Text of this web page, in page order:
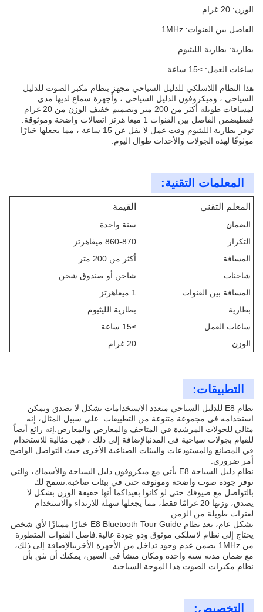
الوزن: 20 غرام
الفاصل بين القنوات: 1MHz
بطارية: بطارية الليثيوم
ساعات العمل: ≥15 ساعة
هذا النظام اللاسلكي للدليل السياحي مجهز بنظام مكبر الصوت للدليل
السياحي ، وميكروفون الدليل السياحي ، وأجهزة سماع.لديها مدى
لمسافات طويلة أكثر من 200 متر وتصميم خفيف الوزن من 20 غرام
فقطيضمن الفاصل بين القنوات 1 ميغا هرتز اتصالات واضحة وموثوقة.
توفر بطارية الليثيوم وقت عمل لا يقل عن 15 ساعة ، مما يجعلها خيارًا
موثوقًا لهذه الجولات والأحداث طوال اليوم.
المعلمات التقنية:
المعلم التقني القيمة
الضمان
سنة واحدة
التكرار
860-870 ميغاهرتز
المسافة
أكثر من 200 متر
شاحنات
شاحن أو صندوق شحن
المسافة بين القنوات
1 ميغاهرتز
بطارية
بطارية الليثيوم
ساعات العمل
≥15 ساعة
الوزن
20 غرام
التطبيقات:
نظام E8 للدليل السياحي متعدد الاستخدامات بشكل لا يصدق ويمكن
استخدامه في مجموعة متنوعة من التطبيقات. على سبيل المثال، إنه
مثالي للجولات المرشدة في المتاحف والمعارض والمعارض.إنه رائع أيضاً
للقيام بجولات سياحية في المدنبالإضافة إلى ذلك ، فهي مثالية للاستخدام
في المصانع والمستودعات والبيئات الصناعية الأخرى حيث التواصل الواضح
أمر ضروري.
نظام دليل السياحة E8 يأتي مع ميكروفون دليل السياحة والأسماك، والتي
توفر جودة صوت واضحة وموثوقة حتى في بيئات صاخبة.تسمح لك
بالتواصل مع ضيوفك حتى لو كانوا بعيداكما أنها خفيفة الوزن بشكل لا
يصدق، وزنها 20 غرامًا فقط، مما يجعلها سهلة للارتداء والاستخدام
لفترات طويلة من الزمن.
بشكل عام، يعد نظام E8 Bluetooth Tour Guide خيارًا ممتازًا لأي شخص
يحتاج إلى نظام لاسلكي موثوق وذو جودة عالية.فاصل القنوات المتطورة
من 1MHz يضمن عدم وجود تداخل من الأجهزة الأخرىبالإضافة إلى ذلك،
مع ضمان مدته سنة واحدة ومكان منشأ في الصين، يمكنك أن تثق بأن
نظام مكبرات الصوت هذا الموجة السياحية
التخصيص: